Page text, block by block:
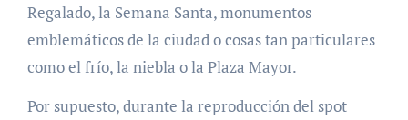
Regalado, la Semana Santa, monumentos
emblemáticos de la ciudad o cosas tan particulares
como el frío, la niebla o la Plaza Mayor.
Por supuesto, durante la reproducción del spot